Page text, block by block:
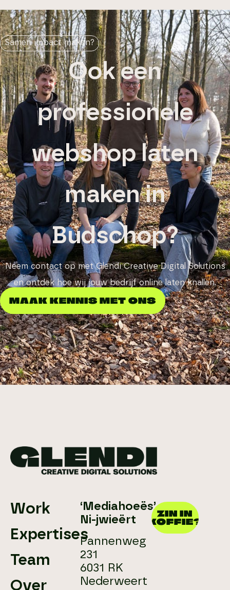
Samen impact maken?
Ook een
professionele
webshop laten
maken in
Budschop?
Neem contact op met Glendi Creative Digital Solutions
en ontdek hoe wij jouw bedrijf online laten knallen.
MAAK KENNIS MET ONS
Work
Expertises
Team
Over
‘Mediahoeës’
Ni-jwieërt
Pannenweg
231
6031 RK
Nederweert
ZIN IN
KOFFIE?